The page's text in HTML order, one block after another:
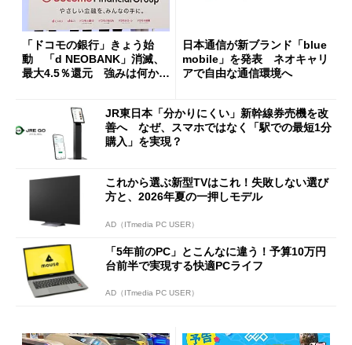
「ドコモの銀行」きょう始
動 「d NEOBANK」消滅、
最大4.5％還元 強みは何か解
日本通信が新ブランド「blue
mobile」を発表 ネオキャリ
アで自由な通信環境へ
JR東日本「分かりにくい」新幹線券売機を改
善へ なぜ、スマホではなく「駅での最短1分
購入」を実現？
これから選ぶ新型TVはこれ！失敗しない選び
方と、2026年夏の一押しモデル
AD（ITmedia PC USER）
「5年前のPC」とこんなに違う！予算10万円
台前半で実現する快適PCライフ
AD（ITmedia PC USER）